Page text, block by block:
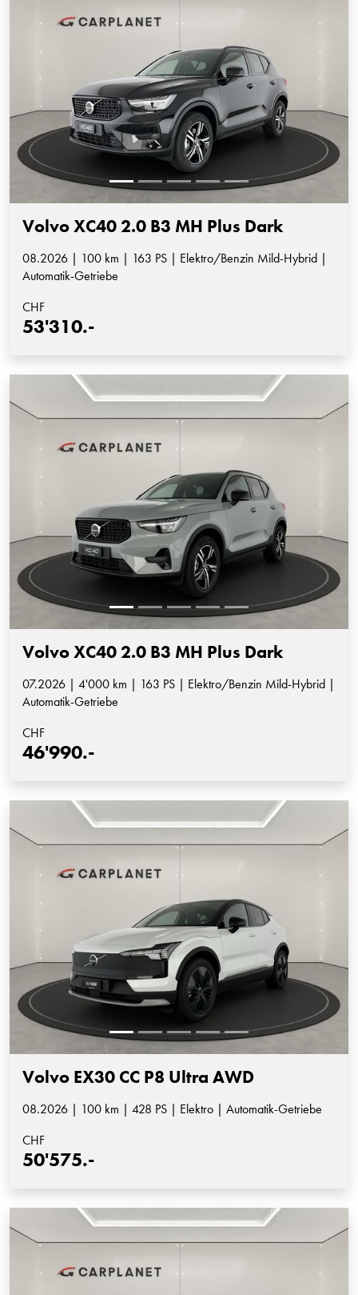
Volvo XC40 2.0 B3 MH Plus Dark
08.2026 | 100 km | 163 PS | Elektro/Benzin Mild-Hybrid |
Automatik-Getriebe
CHF
53'310.-
Volvo XC40 2.0 B3 MH Plus Dark
07.2026 | 4'000 km | 163 PS | Elektro/Benzin Mild-Hybrid |
Automatik-Getriebe
CHF
46'990.-
Volvo EX30 CC P8 Ultra AWD
08.2026 | 100 km | 428 PS | Elektro | Automatik-Getriebe
CHF
50'575.-